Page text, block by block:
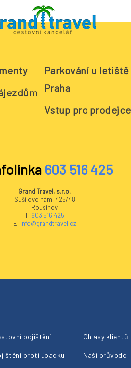
Parkování u letiště
Praha
Vstup pro prodejce
603 516 425
Grand Travel, s.r.o.
Sušilovo nám. 425/48
Rousínov
T: 603 516 425
E: info@grandtravel.cz
pojištění
proti úpadku
Ohlasy klientů
Naši průvodci